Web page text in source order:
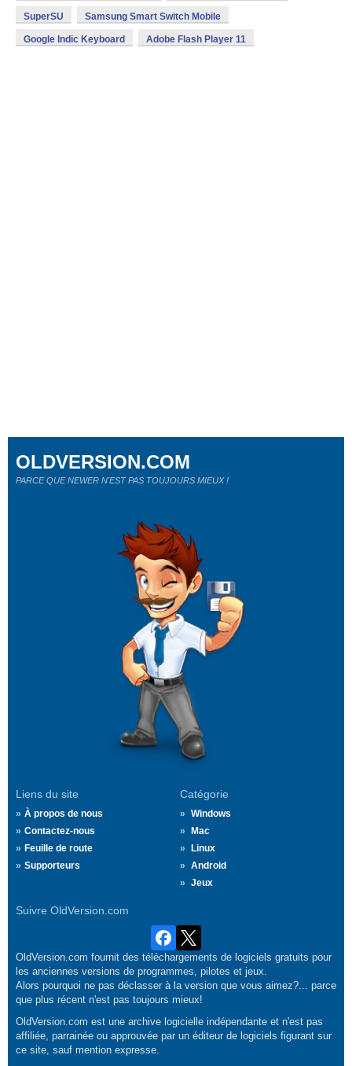
SuperSU Samsung Smart Switch Mobile
Google Indic Keyboard Adobe Flash Player 11
Liens du site
À propos de nous
Contactez-nous
Feuille de route
Supporteurs
Catégorie
Windows
Mac
Linux
Android
Jeux
Suivre OldVersion.com
OLDVERSION.COM
PARCE QUE NEWER N'EST PAS TOUJOURS MIEUX !
OldVersion.com fournit des téléchargements de logiciels gratuits pour
les anciennes versions de programmes, pilotes et jeux.
Alors pourquoi ne pas déclasser à la version que vous aimez?... parce
que plus récent n'est pas toujours mieux!
OldVersion.com est une archive logicielle indépendante et n'est pas
affiliée, parrainée ou approuvée par un éditeur de logiciels figurant sur
ce site, sauf mention expresse.